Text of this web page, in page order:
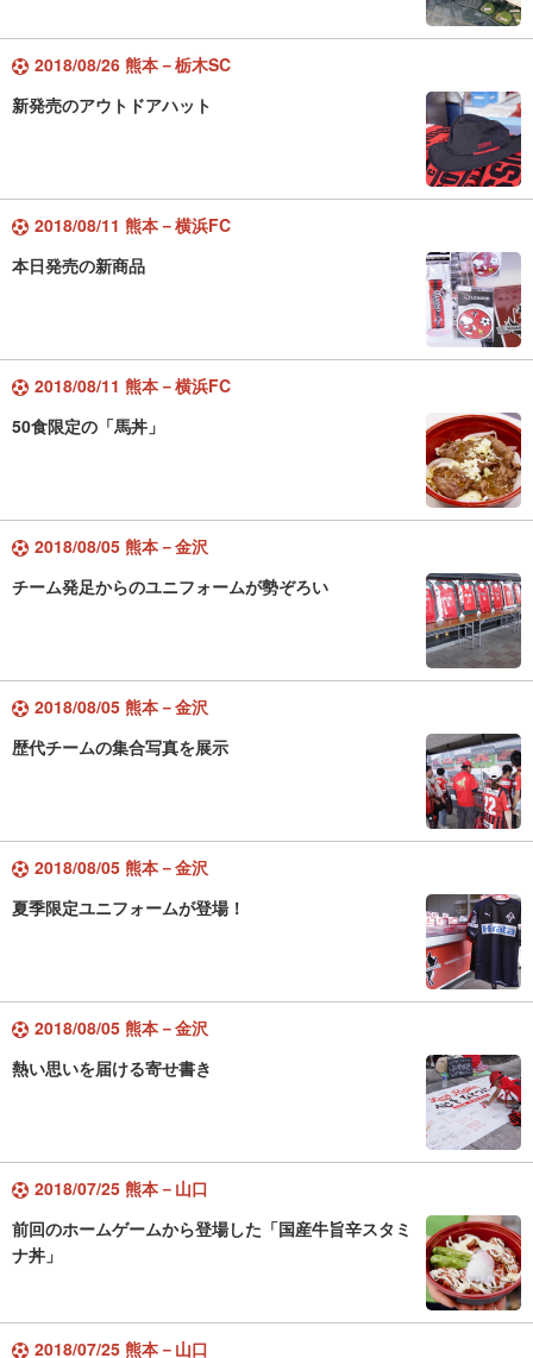
2018/08/26 熊本－栃木SC
新発売のアウトドアハット
2018/08/11 熊本－横浜FC
本日発売の新商品
2018/08/11 熊本－横浜FC
50食限定の「馬丼」
2018/08/05 熊本－金沢
チーム発足からのユニフォームが勢ぞろい
2018/08/05 熊本－金沢
歴代チームの集合写真を展示
2018/08/05 熊本－金沢
夏季限定ユニフォームが登場！
2018/08/05 熊本－金沢
熱い思いを届ける寄せ書き
2018/07/25 熊本－山口
前回のホームゲームから登場した「国産牛旨辛スタミ
ナ丼」
2018/07/25 熊本－山口